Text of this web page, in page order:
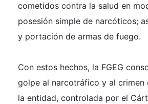
cometidos contra la salud en
posesión simple de narcóticos;
y portación de armas de fuego.
Con estos hechos, la FGEG
golpe al narcotráfico y al crimen
la entidad, controlada por el